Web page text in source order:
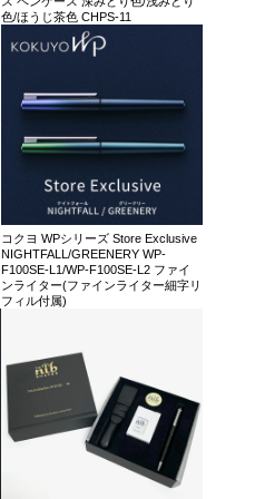
色/ほうじ茶色 CHPS-11
コクヨ WPシリーズ Store Exclusive
NIGHTFALL/GREENERY WP-
F100SE-L1/WP-F100SE-L2 ファイ
ンライター(ファインライター細字リ
フィル付属)